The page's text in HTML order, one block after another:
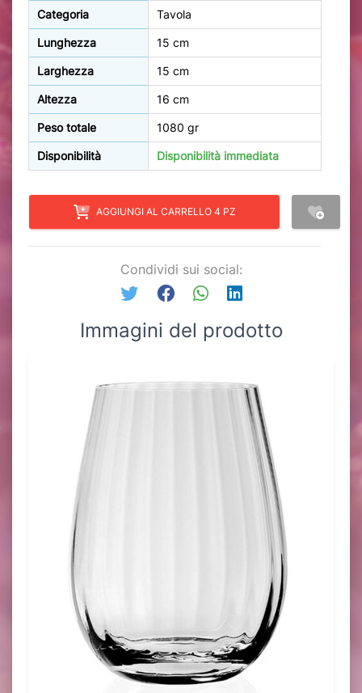
Categoria Tavola
Lunghezza 15 cm
Larghezza 15 cm
Altezza 16 cm
Peso totale 1080 gr
Disponibilità Disponibilità immediata
AGGIUNGI AL CARRELLO 4 PZ
Condividi sui social:
Immagini del prodotto